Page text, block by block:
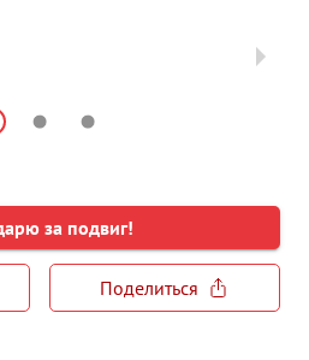
за подвиг!
Поделиться